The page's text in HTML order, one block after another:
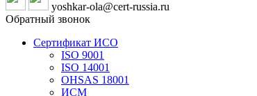
yoshkar-ola@cert-russia.ru
Обратный звонок
Сертификат ИСО
ISO 9001
ISO 14001
OHSAS 18001
ИСМ